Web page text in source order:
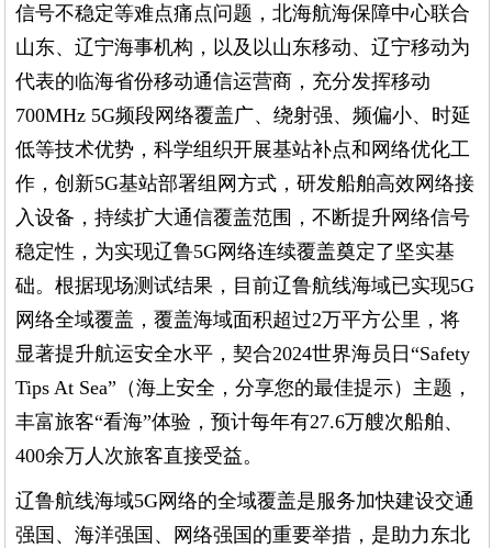
信号不稳定等难点痛点问题，北海航海保障中心联合
山东、辽宁海事机构，以及以山东移动、辽宁移动为
代表的临海省份移动通信运营商，充分发挥移动
700MHz 5G频段网络覆盖广、绕射强、频偏小、时延
低等技术优势，科学组织开展基站补点和网络优化工
作，创新5G基站部署组网方式，研发船舶高效网络接
入设备，持续扩大通信覆盖范围，不断提升网络信号
稳定性，为实现辽鲁5G网络连续覆盖奠定了坚实基
础。根据现场测试结果，目前辽鲁航线海域已实现5G
网络全域覆盖，覆盖海域面积超过2万平方公里，将
显著提升航运安全水平，契合2024世界海员日“Safety
Tips At Sea”（海上安全，分享您的最佳提示）主题，
丰富旅客“看海”体验，预计每年有27.6万艘次船舶、
400余万人次旅客直接受益。
辽鲁航线海域5G网络的全域覆盖是服务加快建设交通
强国、海洋强国、网络强国的重要举措，是助力东北